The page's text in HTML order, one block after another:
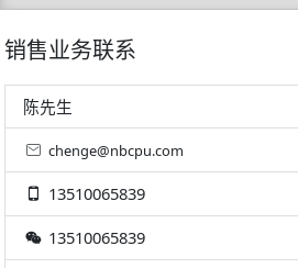
销售业务联系
陈先生
chenge@nbcpu.com
13510065839
13510065839